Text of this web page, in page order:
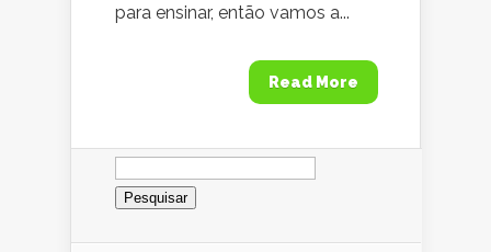
para ensinar, então vamos a...
Read More
Pesquisar
por: